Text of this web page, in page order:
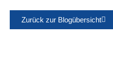
Zurück zur Blogübersicht